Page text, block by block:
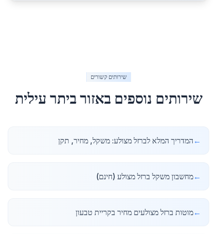
שירותים קשורים
שירותים נוספים באזורביתר עילית
← המדריך המלא לברזל מצולע: משקל, מחיר, תקן
←מחשבון משקל ברזל מצולע (חינם)
←מוטות ברזל מצולעים מחיר בקריית טבעון